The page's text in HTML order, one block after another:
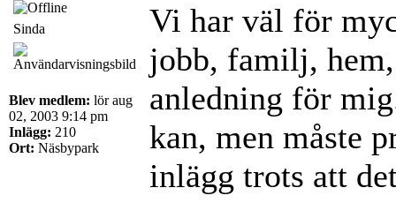
Sinda
Blev medlem: lör aug
02, 2003 9:14 pm
Inlägg: 210
Ort: Näsbypark
Vi har väl för
jobb, familj,
anledning för
kan, men måste
inlägg trots att